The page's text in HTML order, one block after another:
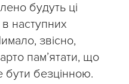
будуть ці
наступних
звісно,
пам’ятати, що
безцінною.